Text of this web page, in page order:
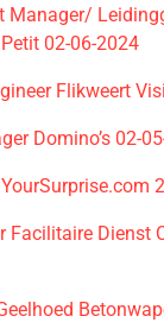
Manager/
02-06-2024
Flikweert
Domino’s 02-
Facilitaire Dienst